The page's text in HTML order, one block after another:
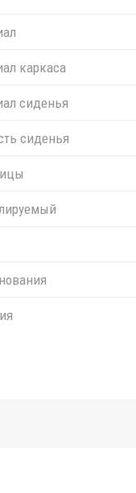
каркаса
сиденья
сиденья